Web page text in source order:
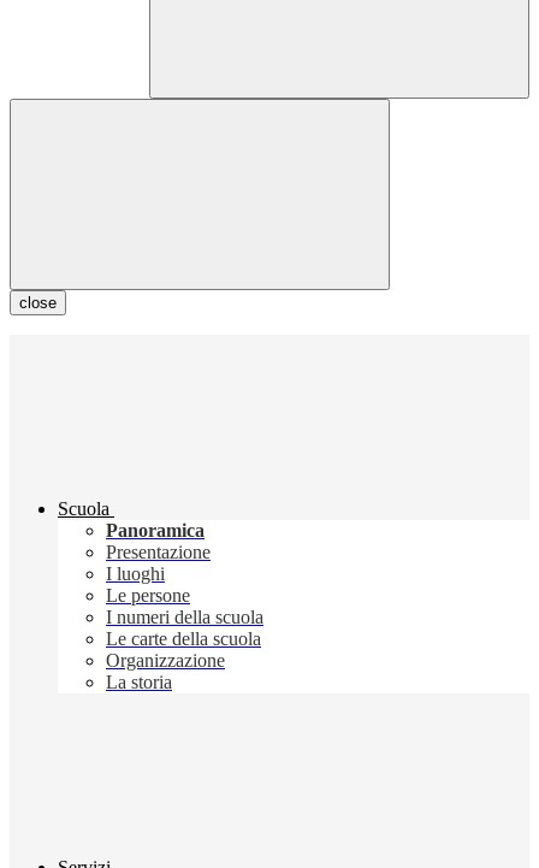
close
Scuola
Panoramica
Presentazione
I luoghi
Le persone
I numeri della scuola
Le carte della scuola
Organizzazione
La storia